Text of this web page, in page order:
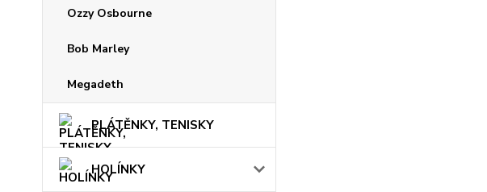
Ozzy Osbourne
Bob Marley
Megadeth
PLÁTĚNKY, TENISKY
HOLÍNKY